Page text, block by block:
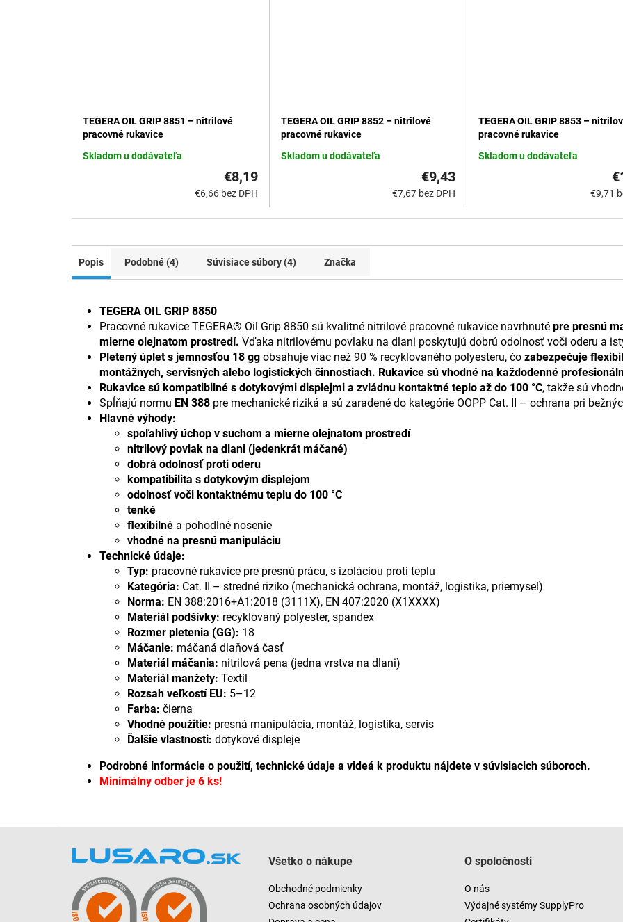
TEGERA OIL GRIP 8851 – nitrilové
pracovné rukavice
Skladom u dodávateľa
€6,66 bez DPH
€8,19
TEGERA OIL GRIP 8852 – nitrilové
pracovné rukavice
Skladom u dodávateľa
€7,67 bez DPH
€9,43
TEGERA OIL GRIP 8853 –
pracovné rukavice
Skladom u dodávateľa
€9,71
Popis Podobné (4) Súvisiace súbory (4) Značka
TEGERA OIL GRIP 8850
Pracovné rukavice TEGERA® Oil Grip 8850 sú kvalitné nitrilové pracovné rukavice navrhnuté pre presnú
mierne olejnatom prostredí. Vďaka nitrilovému povlaku na dlani poskytujú dobrú odolnosť voči oderu a
Pletený úplet s jemnosťou 18 gg obsahuje viac než 90 % recyklovaného polyesteru, čo zabezpečuje
montážnych, servisných alebo logistických činnostiach. Rukavice sú vhodné na každodenné
Rukavice sú kompatibilné s dotykovými displejmi a zvládnu kontaktné teplo až do 100 °C, takže sú
Spĺňajú normu EN 388 pre mechanické riziká a sú zaradené do kategórie OOPP Cat. II – ochrana pri
Hlavné výhody:
spoľahlivý úchop v suchom a mierne olejnatom prostredí
nitrilový povlak na dlani (jedenkrát máčané)
dobrá odolnosť proti oderu
kompatibilita s dotykovým displejom
odolnosť voči kontaktnému teplu do 100 °C
tenké
flexibilné a pohodlné nosenie
vhodné na presnú manipuláciu
Technické údaje:
Typ: pracovné rukavice pre presnú prácu, s izoláciou proti teplu
Kategória: Cat. II – stredné riziko (mechanická ochrana, montáž, logistika, priemysel)
Norma: EN 388:2016+A1:2018 (3111X), EN 407:2020 (X1XXXX)
Materiál podšívky: recyklovaný polyester, spandex
Rozmer pletenia (GG): 18
Máčanie: máčaná dlaňová časť
Materiál máčania: nitrilová pena (jedna vrstva na dlani)
Materiál manžety: Textil
Rozsah veľkostí EU: 5–12
Farba: čierna
Vhodné použitie: presná manipulácia, montáž, logistika, servis
Ďalšie vlastnosti: dotykové displeje
Podrobné informácie o použití, technické údaje a videá k produktu nájdete v súvisiacich súboroch.
Minimálny odber je 6 ks!
Všetko o nákupe
Obchodné podmienky
Ochrana osobných údajov
O spoločnosti
O nás
Výdajné systémy SupplyPro